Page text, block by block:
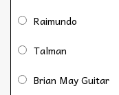
Raimundo
Talman
Brian May Guitar